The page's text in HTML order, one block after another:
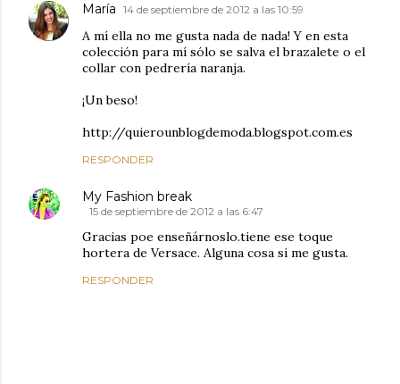
María 14 de septiembre de 2012 a las 10:59
A mí ella no me gusta nada de nada! Y en esta
colección para mí sólo se salva el brazalete o el
collar con pedrería naranja.
¡Un beso!
http://quierounblogdemoda.blogspot.com.es
RESPONDER
My Fashion break
15 de septiembre de 2012 a las 6:47
Gracias poe enseñárnoslo.tiene ese toque
hortera de Versace. Alguna cosa si me gusta.
RESPONDER